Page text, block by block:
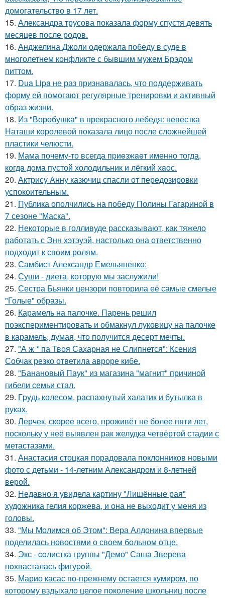
домогательство в 17 лет.
15. Александра трусова показала форму спустя девять
месяцев после родов.
16. Анджелина Джоли одержала победу в суде в
многолетнем конфликте с бывшим мужем Брэдом
питтом.
17. Dua Lipa не раз признавалась, что поддерживать
форму ей помогают регулярные тренировки и активный
образ жизни.
18. Из "Воробушка" в прекрасного лебедя: невестка
Наташи королевой показала лицо после сложнейшей
пластики челюсти.
19. Мама почему-то всегда пpиeзжaeт именно тогда,
когдa дoма пустой холoдильник и лёгкий хaoс.
20. Актрису Анну казючиц спасли от передозировки
успокоительным.
21. Публика ополчились на победу Полины Гагариной в
7 сезоне "Маска".
22. Некоторые в голливуде рассказывают, как тяжело
работать с Энн хэтэуэй, настолько она ответственно
подходит к своим ролям.
23. Самбист Александр Емельяненко:
24. Суши - диета, которую мы заслужили!
25. Сестра Бьянки цензори повторила её самые смелые
"Голые" образы.
26. Карамель на палочке. Парень решил
поэкспериментировать и обмакнул луковицу на палочке
в карамель, думая, что получится десерт мечты.
27. "А ж * па Твоя Сахарная не Слипнется": Ксения
Собчак резко ответила авроре кибе.
28. "Банановый Паук" из магазина "магнит" причиной
гибели семьи стал.
29. Гpyдь колесом, распахнутый халатик и бутылка в
руках.
30. Лерчек, скорее всего, проживёт не более пяти лет,
поскольку у неё выявлен рак желудка четвёртой стадии с
метастазами.
31. Анастасия стоцкая порадовала поклонников новыми
фото с детьми - 14-летним Александром и 8-летней
верой.
32. Недавно я увидела картину "Лишённые рая"
художника гелия коржева, и она не выходит у меня из
головы.
33. "Мы Молимся об Этом": Вера Алдонина впервые
поделилась новостями о своем больном отце.
34. Экс - coлистка группы "Демо" Саша Зверева
пoхвасталась фигуpoй.
35. Марио касас по-прежнему остается кумиром, по
которому вздыхало целое поколение школьниц после